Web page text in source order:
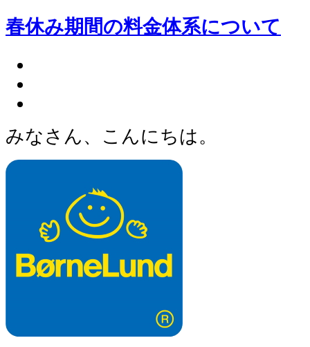
春休み期間の料金体系について
みなさん、こんにちは。